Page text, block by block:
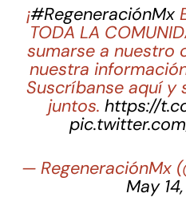
¡#RegeneraciónMx
TODA LA
sumarse a nuestro
nuestra
Suscríbanse aquí y
juntos. https://
— RegeneraciónMx
May